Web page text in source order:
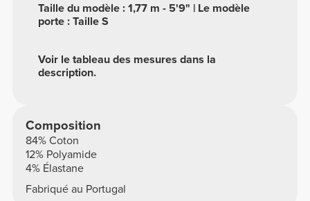
Voir le tableau des mesures dans la
description.
Taille du modèle : 1,77 m - 5'9" | Le modèle
porte : Taille S
Composition
84% Coton
12% Polyamide
4% Élastane
Fabriqué au Portugal